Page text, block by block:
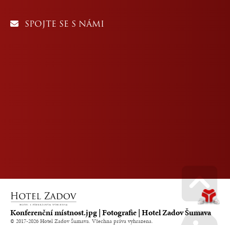
SPOJTE SE S NÁMI
Konferenční místnost.jpg | Fotografie | Hotel Zadov Šumava
© 2017-2026 Hotel Zadov Šumava. Všechna práva vyhrazena. Go